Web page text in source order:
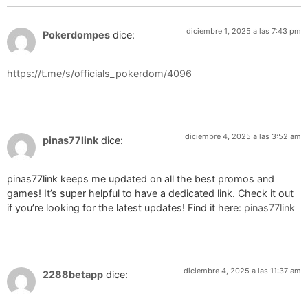
Pokerdompes dice: diciembre 1, 2025 a las 7:43 pm
https://t.me/s/officials_pokerdom/4096
pinas77link dice: diciembre 4, 2025 a las 3:52 am
pinas77link keeps me updated on all the best promos and
games! It’s super helpful to have a dedicated link. Check it out
if you’re looking for the latest updates! Find it here: pinas77link
2288betapp dice: diciembre 4, 2025 a las 11:37 am